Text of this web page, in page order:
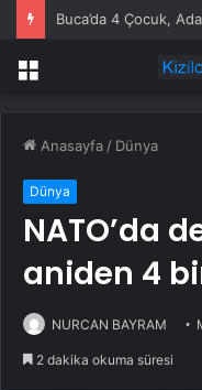
Buca’da 4 Çocuk,
Menü
Anasayfa / Dünya
Dünya
NATO’da
aniden 4
NURCAN BAYRAM
2 dakika okuma süresi